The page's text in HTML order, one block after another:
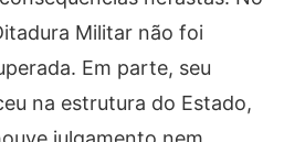
Militar não foi
Em parte, seu
na estrutura do Estado,